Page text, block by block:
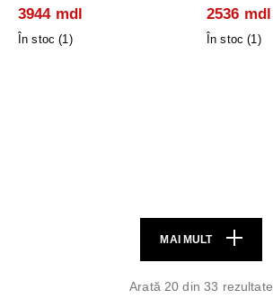
3944 mdl
În stoc (1)
2536 mdl
În stoc (1)
MAI MULT
Arată 20 din 33 rezultate